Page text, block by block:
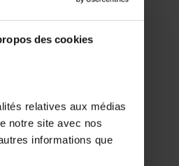
des cookies
relatives aux médias
notre site avec nos
informations que